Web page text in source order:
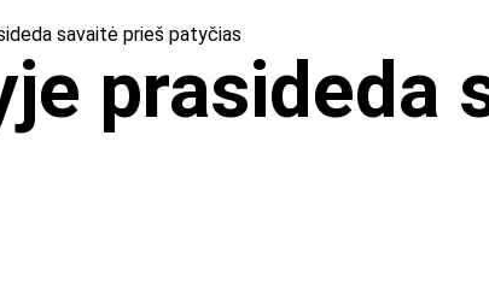
savaitė prieš patyčias
prasideda